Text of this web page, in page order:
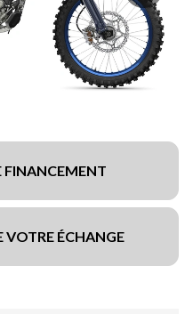
FINANCEMENT
VOTRE ÉCHANGE